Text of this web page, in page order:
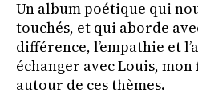
Un album poétique qui
touchés, et qui aborde
différence, l’empathie et
échanger avec Louis, mon
autour de ces thèmes.